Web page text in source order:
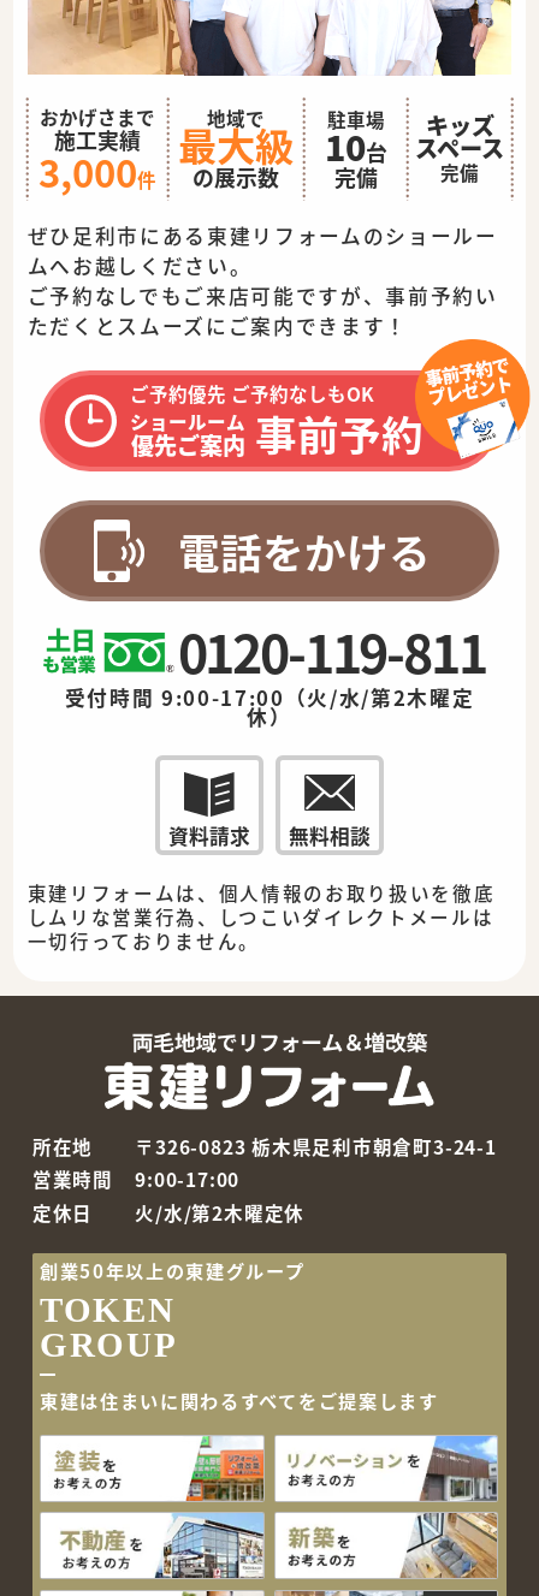
おかげさまで
施工実績
3,000件
地域で
最大級
の展示数
駐車場
10台
完備
キッズ
スペース
完備
ぜひ足利市にある東建リフォームのショールー
ムへお越しください。
ご予約なしでもご来店可能ですが、事前予約い
ただくとスムーズに ご案内できます！
ご予約優先 ご予約なしもOK
ショールーム
優先ご案内 事前予約
電話をかける
0120-119-811
受付時間 9:00-17:00（火/水/第2木曜定
休）
資料請求 無料相談
東建リフォームは、個人情報のお取り扱いを徹底
しムリな営業行為、しつこいダイレクトメールは
一切行っておりません。
所在地
〒326-0823 栃木県足利市朝倉町3-24-1
営業時間
9:00-17:00
定休日
火/水/第2木曜定休
創業50年以上の東建グループ
TOKEN
GROUP
東建は住まいに関わるすべてをご提案します